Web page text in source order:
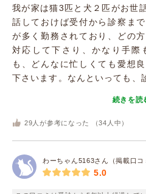
我が家は猫3匹と犬２匹がお世
話しておけば受付から診察ま
が多く勤務されており、どの
対応して下さり、かなり手際
も、どんなに忙しくても愛想
下さいます。なんといっても、
続きを読
29 人が参考になった （34 人中）
わーちゃん5163さん（掲載口コ
5.0